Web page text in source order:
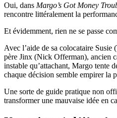
Oui, dans Margo’s Got Money
rencontre littéralement la
Et évidemment, rien ne se passe
Avec l’aide de sa colocataire Susie
père Jinx (Nick Offerman), ancien
instable qu’attachant, Margo tente
chaque décision semble empirer la
Une sorte de guide pratique non
transformer une mauvaise idée en